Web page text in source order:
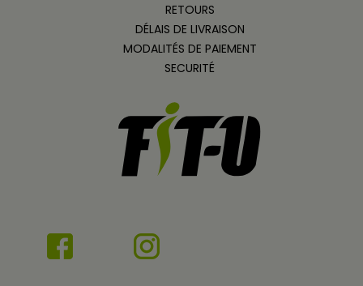
RETOURS
DÉLAIS DE LIVRAISON
MODALITÉS DE PAIEMENT
SECURITÉ